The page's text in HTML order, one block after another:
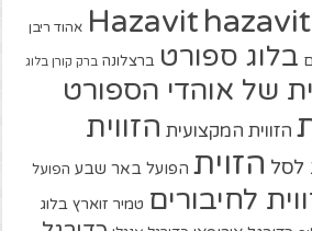
Hazavit אהוד ריבן
בלוג ספורט ברצלונה ברק קורן בלוג
של אוהדי הספורט
הזווית המקצועית הזווית
לסל הזוית הפועל באר שבע הפועל
לחיבורים טמיר זוארץ בלוג